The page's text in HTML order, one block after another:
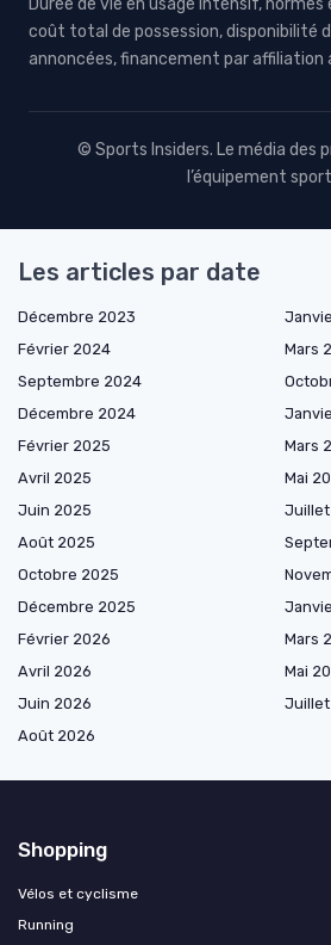
coût total de possession, disponibilité
annoncées, financement par affiliation
© Sports Insiders. Le média des
l’équipement
Les articles par date
Décembre 2023
Février 2024
Mars
Septembre 2024
Décembre 2024
Février 2025
Mars
Avril 2025
Mai
Juin 2025
Août 2025
Octobre 2025
Décembre 2025
Février 2026
Mars
Avril 2026
Mai
Juin 2026
Août 2026
Shopping
Vélos et cyclisme
Running